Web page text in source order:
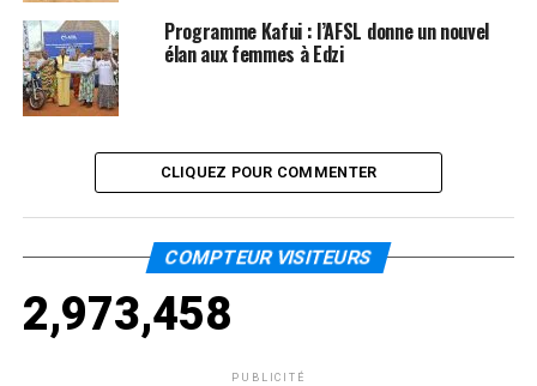
Programme Kafui : l’AFSL donne un nouvel
élan aux femmes à Edzi
CLIQUEZ POUR COMMENTER
COMPTEUR VISITEURS
2,973,458
PUBLICITÉ